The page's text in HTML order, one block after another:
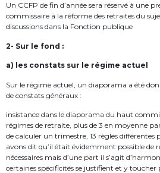
Un CCFP de fin d’année sera réservé à une
commissaire à la réforme des retraites du
discussions dans la Fonction publique
2- Sur le fond :
a) les constats sur le régime actuel
Sur le régime actuel, un diaporama a été
de constats généraux :
insistance dans le diaporama du haut
régimes de retraite, plus de 3 en moyenne
de calculer un trimestre, 13 règles différentes
avons dit qu’il était évidemment possible de
nécessaires mais d’une part il s’agit
certaines spécificités se justifient et y